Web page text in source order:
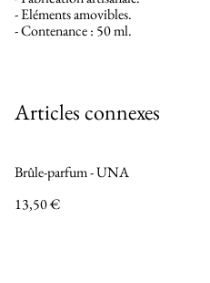
- Eléments amovibles.
- Contenance : 50 ml.
Articles connexes
Brûle-parfum - UNA
13,50 €